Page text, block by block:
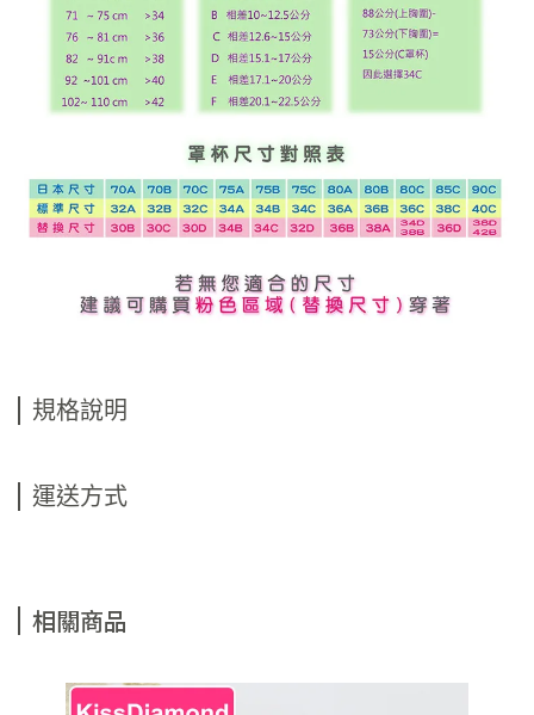
規格說明
運送方式
相關商品